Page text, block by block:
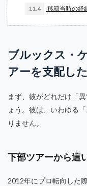
11.4 移籍当時の経
ブルックス・
アーを支配し
まず、彼がどれだけ「
ょう。彼は、いわゆる
りません。
下部ツアーから這
2012年にプロ転向した